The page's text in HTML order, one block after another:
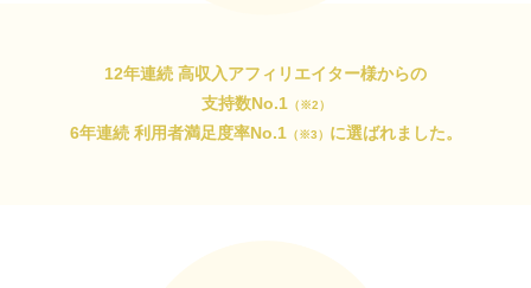
12年連続 高収入アフィリエイター様からの
支持数No.1（※2）
6年連続 利用者満足度率No.1（※3） に選ばれました。